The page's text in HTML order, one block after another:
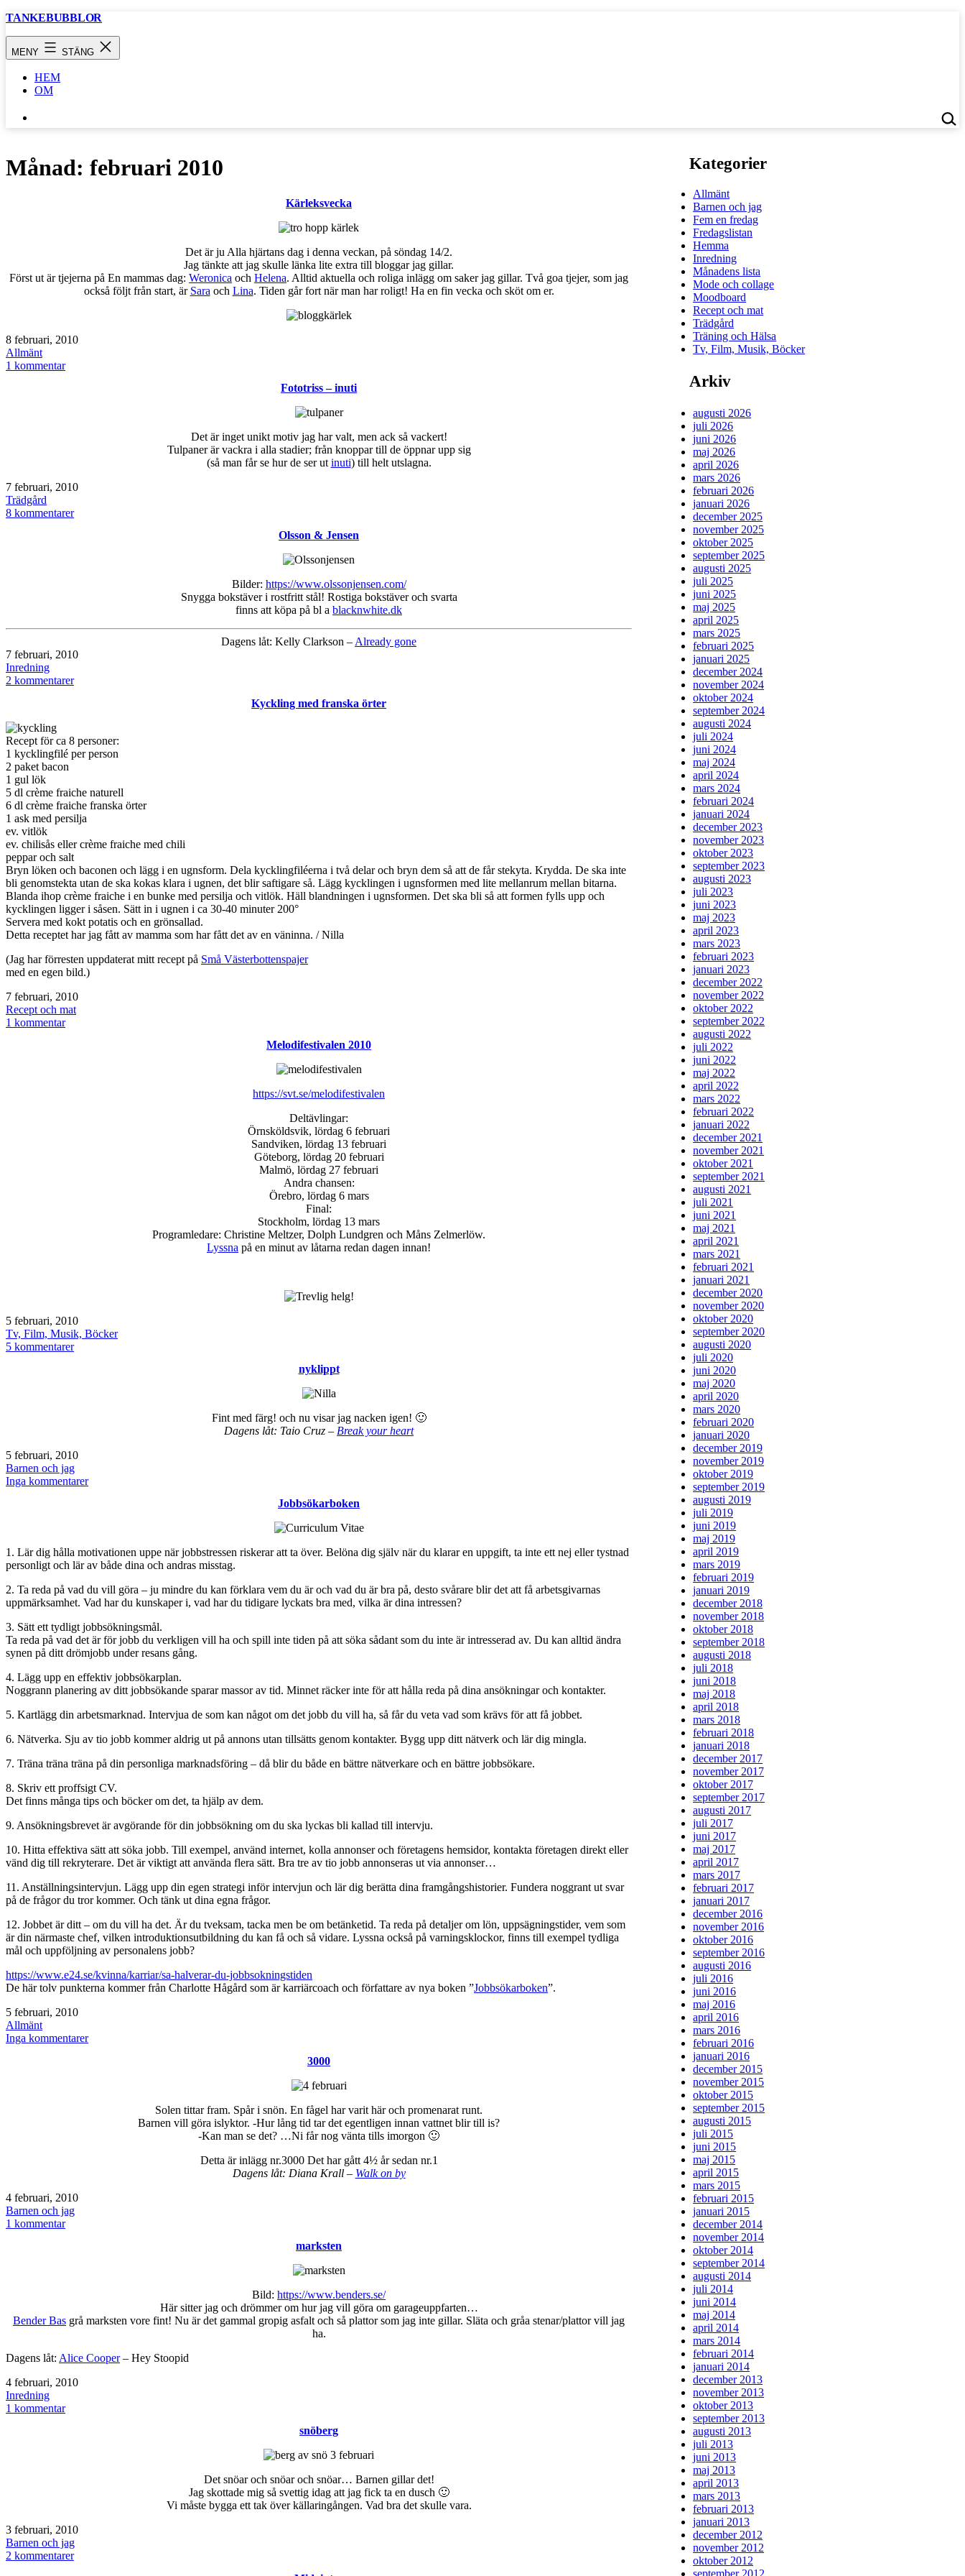
Hoppa
TANKEBUBBLOR
MENY STÄNG
HEM
OM
…
Månad: februari 2010
Kärleksvecka
Det är ju Alla hjärtans dag i denna veckan, på söndag 14/2.
Jag tänkte att jag skulle länka lite extra till bloggar jag gillar.
Först ut är tjejerna på En mammas dag:Weronica ochHelena. Alltid aktuella och roliga inlägg om saker jag gillar. Två goa tjejer, som jag
också följt från start, är Sara och Lina. Tiden går fort när man har roligt! Ha en fin vecka och sköt om er.
Publicerat
den
8 februari, 2010
Kategoriserat
som
Allmänt
1 kommentartill
Fototriss – inuti
Det är inget unikt motiv jag har valt, men ack så vackert!
Tulpaner är vackra i alla stadier; från knoppar till de öppnar upp sig
(så man får se hur de ser ut inuti) till helt utslagna.
Publicerat
den
7 februari, 2010
Kategoriserat
som
Trädgård
8 kommentarertill
Olsson & Jensen
Bilder: https://www.olssonjensen.com/
Snygga bokstäver i rostfritt stål! Rostiga bokstäver och svarta
finns att köpa på bl ablacknwhite.dk
Dagens låt: Kelly Clarkson –Already gone
Publicerat
den
7 februari, 2010
Kategoriserat
som
Inredning
2 kommentarertill
Kyckling med franska örter
Recept för ca 8 personer:
1 kycklingfilé per person
2 paket bacon
1 gul lök
5 dl crème fraiche naturell
6 dl crème fraiche franska örter
1 ask med persilja
ev. vitlök
ev. chilisås eller crème fraiche med chili
peppar och salt
Bryn löken och baconen och lägg i en ugnsform. Dela kycklingfiléerna i två delar och bryn dem så att de får stekyta. Krydda. De ska inte
bli genomstekta utan de ska kokas klara i ugnen, det blir saftigare så. Lägg kycklingen i ugnsformen med lite mellanrum mellan bitarna.
Blanda ihop crème fraiche i en bunke med persilja och vitlök. Häll blandningen i ugnsformen. Det ska bli så att formen fylls upp och
kycklingen ligger i såsen. Sätt in i ugnen i ca 30-40 minuter 200°
Servera med kokt potatis och en grönsallad.
Detta receptet har jag fått av mamma som har fått det av en väninna. / Nilla
(Jag har förresten uppdaterat mitt recept på Små Västerbottenspajer
med en egen bild.)
Publicerat
den
7 februari, 2010
Kategoriserat
som
Recept och mat
1 kommentartill
Melodifestivalen 2010
https://svt.se/melodifestivalen
Deltävlingar:
Örnsköldsvik, lördag 6 februari
Sandviken, lördag 13 februari
Göteborg, lördag 20 februari
Malmö, lördag 27 februari
Andra chansen:
Örebro, lördag 6 mars
Final:
Stockholm, lördag 13 mars
Programledare: Christine Meltzer, Dolph Lundgren och Måns Zelmerlöw.
Lyssna på en minut av låtarna redan dagen innan!
Publicerat
den
5 februari, 2010
Kategoriserat
som
Tv, Film, Musik, Böcker
5 kommentarertill
nyklippt
Fint med färg! och nu visar jag nacken igen! 🙂
Dagens låt: Taio Cruz – Break your heart
Publicerat
den
5 februari, 2010
Kategoriserat
som
Barnen och jag
Inga kommentarertill
Jobbsökarboken
1. Lär dig hålla motivationen uppe när jobbstressen riskerar att ta över. Belöna dig själv när du klarar en uppgift, ta inte ett nej eller tystnad
personligt och lär av både dina och andras misstag.
2. Ta reda på vad du vill göra – ju mindre du kan förklara vem du är och vad du är bra på, desto svårare blir det att få arbetsgivarnas
uppmärksamhet. Vad har du kunskaper i, vad har du tidigare lyckats bra med, vilka är dina intressen?
3. Sätt ett tydligt jobbsökningsmål.
Ta reda på vad det är för jobb du verkligen vill ha och spill inte tiden på att söka sådant som du inte är intresserad av. Du kan alltid ändra
synen på ditt drömjobb under resans gång.
4. Lägg upp en effektiv jobbsökarplan.
Noggrann planering av ditt jobbsökande sparar massor av tid. Minnet räcker inte för att hålla reda på dina ansökningar och kontakter.
5. Kartlägg din arbetsmarknad. Intervjua de som kan något om det jobb du vill ha, så får du veta vad som krävs för att få jobbet.
6. Nätverka. Sju av tio jobb kommer aldrig ut på annons utan tillsätts genom kontakter. Bygg upp ditt nätverk och lär dig mingla.
7. Träna träna träna på din personliga marknadsföring – då blir du både en bättre nätverkare och en bättre jobbsökare.
8. Skriv ett proffsigt CV.
Det finns många tips och böcker om det, ta hjälp av dem.
9. Ansökningsbrevet är avgörande för din jobbsökning om du ska lyckas bli kallad till intervju.
10. Hitta effektiva sätt att söka jobb. Till exempel, använd internet, kolla annonser och företagens hemsidor, kontakta företagen direkt eller
vänd dig till rekryterare. Det är viktigt att använda flera sätt. Bra tre av tio jobb annonseras ut via annonser…
11. Anställningsintervjun. Lägg upp din egen strategi inför intervjun och lär dig berätta dina framgångshistorier. Fundera noggrant ut svar
på de frågor du tror kommer. Och tänk ut dina egna frågor.
12. Jobbet är ditt – om du vill ha det. Är du tveksam, tacka men be om betänketid. Ta reda på detaljer om lön, uppsägningstider, vem som
är din närmaste chef, vilken introduktionsutbildning du kan få och så vidare. Lyssna också på varningsklockor, finns till exempel tydliga
mål och uppföljning av personalens jobb?
https://www.e24.se/kvinna/karriar/sa-halverar-du-jobbsokningstiden
De här tolv punkterna kommer från Charlotte Hågård som är karriärcoach och författare av nya boken ”Jobbsökarboken”.
Publicerat
den
5 februari, 2010
Kategoriserat
som
Allmänt
Inga kommentarertill
3000
Solen tittar fram. Spår i snön. En fågel har varit här och promenarat runt.
Barnen vill göra islyktor. -Hur lång tid tar det egentligen innan vattnet blir till is?
-Kan man se det? …Ni får nog vänta tills imorgon 🙂
Detta är inlägg nr.3000 Det har gått 4½ år sedan nr.1
Dagens låt: Diana Krall – Walk on by
Publicerat
den
4 februari, 2010
Kategoriserat
som
Barnen och jag
1 kommentartill
marksten
Bild:https://www.benders.se/
Här sitter jag och drömmer om hur jag vill göra om garageuppfarten…
Bender Bas grå marksten vore fint! Nu är det gammal gropig asfalt och så plattor som jag inte gillar. Släta och gråa stenar/plattor vill jag
ha.
Dagens låt: Alice Cooper– Hey Stoopid
Publicerat
den
4 februari, 2010
Kategoriserat
som
Inredning
1 kommentartill
snöberg
Det snöar och snöar och snöar… Barnen gillar det!
Jag skottade mig så svettig idag att jag fick ta en dusch 🙂
Vi måste bygga ett tak över källaringången. Vad bra det skulle vara.
Publicerat
den
3 februari, 2010
Kategoriserat
som
Barnen och jag
2 kommentarertill
Kategorier
Allmänt
Barnen och jag
Fem en fredag
Fredagslistan
Hemma
Inredning
Månadens lista
Mode och collage
Moodboard
Recept och mat
Trädgård
Träning och Hälsa
Tv, Film, Musik, Böcker
Arkiv
augusti 2026
juli 2026
juni 2026
maj 2026
april 2026
mars 2026
februari 2026
januari 2026
december 2025
november 2025
oktober 2025
september 2025
augusti 2025
juli 2025
juni 2025
maj 2025
april 2025
mars 2025
februari 2025
januari 2025
december 2024
november 2024
oktober 2024
september 2024
augusti 2024
juli 2024
juni 2024
maj 2024
april 2024
mars 2024
februari 2024
januari 2024
december 2023
november 2023
oktober 2023
september 2023
augusti 2023
juli 2023
juni 2023
maj 2023
april 2023
mars 2023
februari 2023
januari 2023
december 2022
november 2022
oktober 2022
september 2022
augusti 2022
juli 2022
juni 2022
maj 2022
april 2022
mars 2022
februari 2022
januari 2022
december 2021
november 2021
oktober 2021
september 2021
augusti 2021
juli 2021
juni 2021
maj 2021
april 2021
mars 2021
februari 2021
januari 2021
december 2020
november 2020
oktober 2020
september 2020
augusti 2020
juli 2020
juni 2020
maj 2020
april 2020
mars 2020
februari 2020
januari 2020
december 2019
november 2019
oktober 2019
september 2019
augusti 2019
juli 2019
juni 2019
maj 2019
april 2019
mars 2019
februari 2019
januari 2019
december 2018
november 2018
oktober 2018
september 2018
augusti 2018
juli 2018
juni 2018
maj 2018
april 2018
mars 2018
februari 2018
januari 2018
december 2017
november 2017
oktober 2017
september 2017
augusti 2017
juli 2017
juni 2017
maj 2017
april 2017
mars 2017
februari 2017
januari 2017
december 2016
november 2016
oktober 2016
september 2016
augusti 2016
juli 2016
juni 2016
maj 2016
april 2016
mars 2016
februari 2016
januari 2016
december 2015
november 2015
oktober 2015
september 2015
augusti 2015
juli 2015
juni 2015
maj 2015
april 2015
mars 2015
februari 2015
januari 2015
december 2014
november 2014
oktober 2014
september 2014
augusti 2014
juli 2014
juni 2014
maj 2014
april 2014
mars 2014
februari 2014
januari 2014
december 2013
november 2013
oktober 2013
september 2013
augusti 2013
juli 2013
juni 2013
maj 2013
april 2013
mars 2013
februari 2013
januari 2013
december 2012
november 2012
oktober 2012
september 2012